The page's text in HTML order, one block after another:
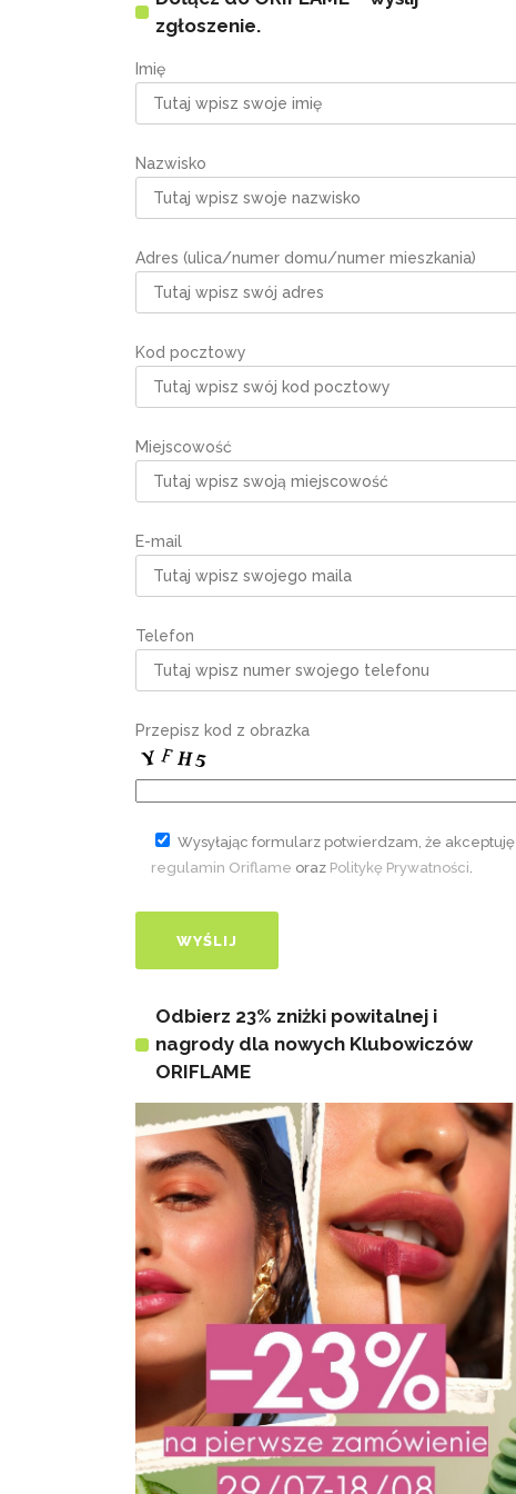
zgłoszenie.
Imię
Nazwisko
Adres (ulica/numer domu/numer mieszkania)
Kod pocztowy
Miejscowość
E-mail
Telefon
Przepisz kod z obrazka
Wysyłając formularz potwierdzam, że akceptuję
regulamin Oriflame oraz Politykę Prywatności.
Odbierz 23% zniżki powitalnej i
nagrody dla nowych Klubowiczów
ORIFLAME